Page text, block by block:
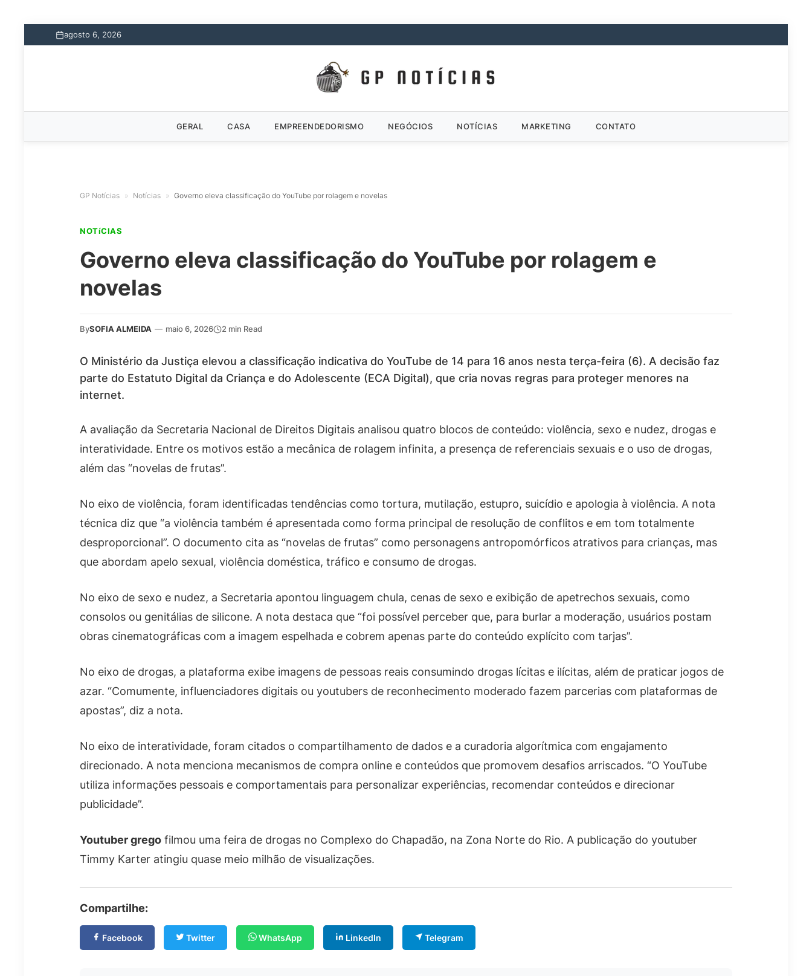
agosto 6, 2026
GERAL CASA EMPREENDEDORISMO NEGÓCIOS NOTÍCIAS MARKETING CONTATO
GP Notícias » Notícias » Governo eleva classificação do YouTube por rolagem e novelas
NOTíCIAS
Governo eleva classificação do YouTube por rolagem e
novelas
BySOFIA ALMEIDA — maio 6, 2026 2 min Read
O Ministério da Justiça elevou a classificação indicativa do YouTube de 14 para 16 anos nesta terça-feira (6). A decisão faz
parte do Estatuto Digital da Criança e do Adolescente (ECA Digital), que cria novas regras para proteger menores na
internet.
A avaliação da Secretaria Nacional de Direitos Digitais analisou quatro blocos de conteúdo: violência, sexo e nudez, drogas e
interatividade. Entre os motivos estão a mecânica de rolagem infinita, a presença de referenciais sexuais e o uso de drogas,
além das “novelas de frutas”.
No eixo de violência, foram identificadas tendências como tortura, mutilação, estupro, suicídio e apologia à violência. A nota
técnica diz que “a violência também é apresentada como forma principal de resolução de conflitos e em tom totalmente
desproporcional”. O documento cita as “novelas de frutas” como personagens antropomórficos atrativos para crianças, mas
que abordam apelo sexual, violência doméstica, tráfico e consumo de drogas.
No eixo de sexo e nudez, a Secretaria apontou linguagem chula, cenas de sexo e exibição de apetrechos sexuais, como
consolos ou genitálias de silicone. A nota destaca que “foi possível perceber que, para burlar a moderação, usuários postam
obras cinematográficas com a imagem espelhada e cobrem apenas parte do conteúdo explícito com tarjas”.
No eixo de drogas, a plataforma exibe imagens de pessoas reais consumindo drogas lícitas e ilícitas, além de praticar jogos de
azar. “Comumente, influenciadores digitais ou youtubers de reconhecimento moderado fazem parcerias com plataformas de
apostas”, diz a nota.
No eixo de interatividade, foram citados o compartilhamento de dados e a curadoria algorítmica com engajamento
direcionado. A nota menciona mecanismos de compra online e conteúdos que promovem desafios arriscados. “O YouTube
utiliza informações pessoais e comportamentais para personalizar experiências, recomendar conteúdos e direcionar
publicidade”.
Youtuber grego filmou uma feira de drogas no Complexo do Chapadão, na Zona Norte do Rio. A publicação do youtuber
Timmy Karter atingiu quase meio milhão de visualizações.
Compartilhe:
Facebook Twitter WhatsApp LinkedIn Telegram